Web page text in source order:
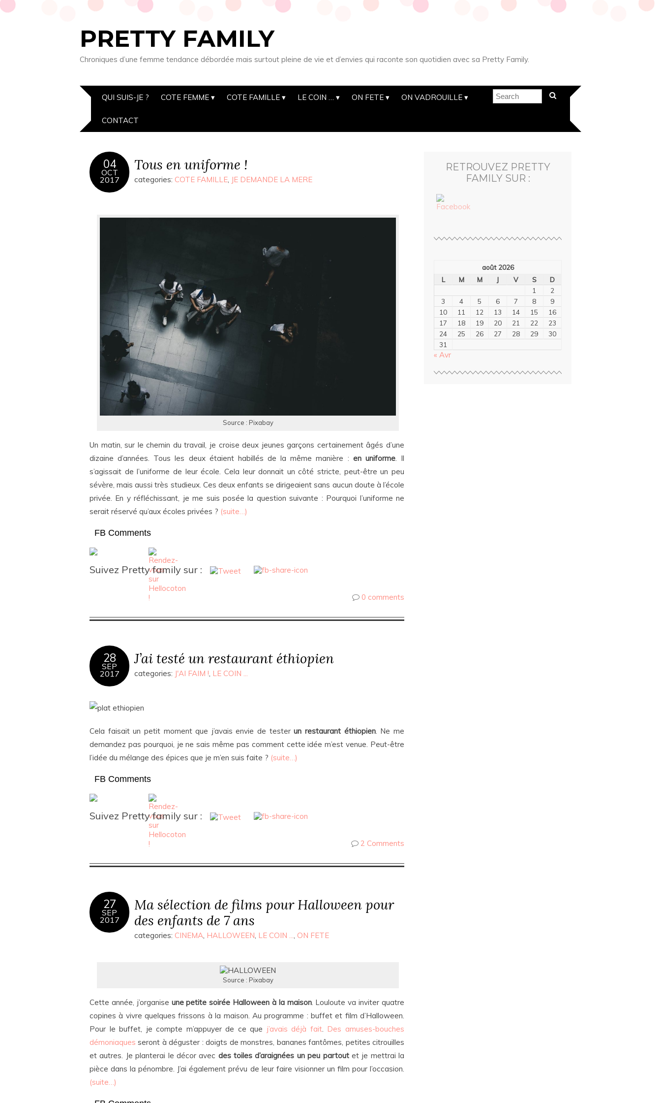
PRETTY FAMILY
Chroniques d’une femme tendance débordée mais surtout pleine de vie et d’envies qui raconte son quotidien avec sa Pretty Family.
QUI SUIS-JE ? COTE FEMME COTE FAMILLE LE COIN … ON FETE ON VADROUILLE
CONTACT
04
OCT
2017
Tous en uniforme !
categories: COTE FAMILLE, JE DEMANDE LA MERE
Source : Pixabay
Un matin, sur le chemin du travail, je croise deux jeunes garçons certainement âgés d’une
dizaine d’années. Tous les deux étaient habillés de la même manière : en uniforme. Il
s’agissait de l’uniforme de leur école. Cela leur donnait un côté stricte, peut-être un peu
sévère, mais aussi très studieux. Ces deux enfants se dirigeaient sans aucun doute à l’école
privée. En y réfléchissant, je me suis posée la question suivante : Pourquoi l’uniforme ne
serait réservé qu’aux écoles privées ? (suite…)
FB Comments
Suivez Pretty family sur :
0 comments
28
SEP
2017
J’ai testé un restaurant éthiopien
categories: J'AI FAIM !, LE COIN ...
Cela faisait un petit moment que j’avais envie de testerun restaurant éthiopien. Ne me
demandez pas pourquoi, je ne sais même pas comment cette idée m’est venue. Peut-être
l’idée du mélange des épices que je m’en suis faite ? (suite…)
FB Comments
Suivez Pretty family sur :
2 Comments
27
SEP
2017
Ma sélection de films pour Halloween pour
des enfants de 7 ans
categories: CINEMA, HALLOWEEN, LE COIN ..., ON FETE
Source : Pixabay
Cette année, j’organise une petite soirée Halloween à la maison. Louloute va inviter quatre
copines à vivre quelques frissons à la maison. Au programme : buffet et film d’Halloween.
Pour le buffet, je compte m’appuyer de ce que j’avais déjà fait. Des amuses-bouches
démoniaques seront à déguster : doigts de monstres, bananes fantômes, petites citrouilles
et autres. Je planterai le décor avec des toiles d’araignées un peu partoutet je mettrai la
pièce dans la pénombre. J’ai également prévu de leur faire visionner un film pour l’occasion.
(suite…)
RETROUVEZ PRETTY
FAMILY SUR :
août 2026
L
M M J V S
D
1
2
3
4 5 6 7 8
9
10
11 12 13 14 15
16
17
18 19 20 21 22
23
24
25 26 27 28 29
30
31
« Avr